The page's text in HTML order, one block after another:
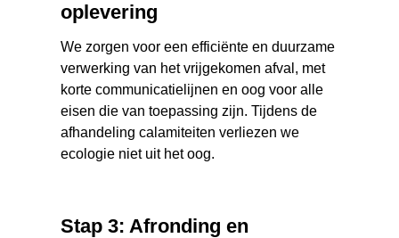
oplevering
We zorgen voor een efficiënte en duurzame
verwerking van het vrijgekomen afval, met
korte communicatielijnen en oog voor alle
eisen die van toepassing zijn. Tijdens de
afhandeling calamiteiten verliezen we
ecologie niet uit het oog.
Stap 3: Afronding en